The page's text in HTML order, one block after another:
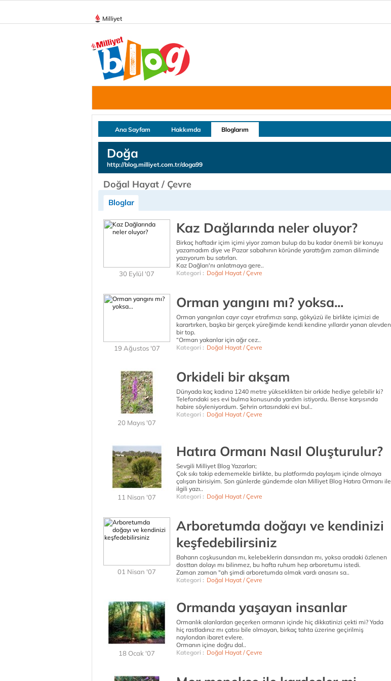
Milliyet
Ana Sayfam Hakkımda Bloglarım
Doğa
http://blog.milliyet.com.tr/doga99
Doğal Hayat / Çevre
Bloglar
30 Eylül '07
Kaz Dağlarında neler oluyor?
Birkaç haftadır içim içimi yiyor zaman bulup da bu kadar önemli bir konuyu
yazamadım diye ve Pazar sabahının köründe yarattığım zaman diliminde
yazıyorum bu satırları.
Kaz Dağları'nı anlatmaya gere..
Kategori : Doğal Hayat / Çevre
19 Ağustos '07
Orman yangını mı? yoksa...
Orman yangınları cayır cayır etrafımızı sarıp, gökyüzü ile birlikte içimizi de
karartırken, başka bir gerçek yüreğimde kendi kendine yıllardır yanan alevden
bir top.
“Orman yakanlar için ağır cez..
Kategori : Doğal Hayat / Çevre
20 Mayıs '07
Orkideli bir akşam
Dünyada kaç kadına 1240 metre yükseklikten bir orkide hediye gelebilir ki?
Telefondaki ses evi bulma konusunda yardım istiyordu. Bense karşısında
habire söyleniyordum. Şehrin ortasındaki evi bul..
Kategori : Doğal Hayat / Çevre
11 Nisan '07
Hatıra Ormanı Nasıl Oluşturulur?
Sevgili Milliyet Blog Yazarları;
Çok sıkı takip edememekle birlikte, bu platformda paylaşım içinde olmaya
çalışan birisiyim. Son günlerde gündemde olan Milliyet Blog Hatıra Ormanı ile
ilgili yazı..
Kategori : Doğal Hayat / Çevre
01 Nisan '07
Arboretumda doğayı ve kendinizi
keşfedebilirsiniz
Baharın coşkusundan mı, kelebeklerin dansından mı, yoksa oradaki özlenen
dosttan dolayı mı bilinmez, bu hafta ruhum hep arboretumu istedi.
Zaman zaman "ah şimdi arboretumda olmak vardı anasını sa..
Kategori : Doğal Hayat / Çevre
18 Ocak '07
Ormanda yaşayan insanlar
Ormanlık alanlardan geçerken ormanın içinde hiç dikkatinizi çekti mi? Yada
hiç rastladınız mı çatısı bile olmayan, birkaç tahta üzerine geçirilmiş
naylondan ibaret evlere.
Ormanın içine doğru dal..
Kategori : Doğal Hayat / Çevre